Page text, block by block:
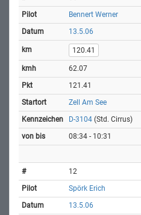
Bennert Werner
13.5.06
120.41
62.07
121.41
Zell Am See
D-3104 (Std. Cirrus)
08:34 - 10:31
12
Spörk Erich
13.5.06